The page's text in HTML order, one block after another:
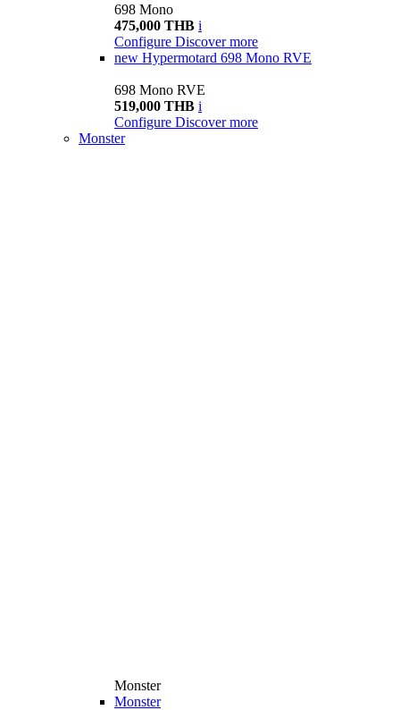
698 Mono
475,000 THB i
Configure Discover more
new Hypermotard 698 Mono RVE
698 Mono RVE
519,000 THB i
Configure Discover more
Monster
Monster
Monster